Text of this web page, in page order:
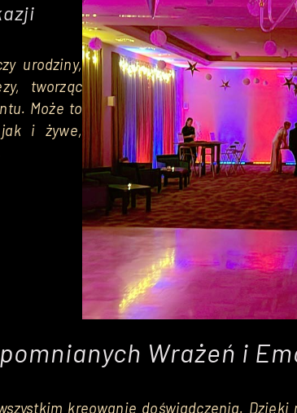
urodziny,
tworząc
Może to
i żywe,
Wrażeń i
kreowanie doświadczenia.